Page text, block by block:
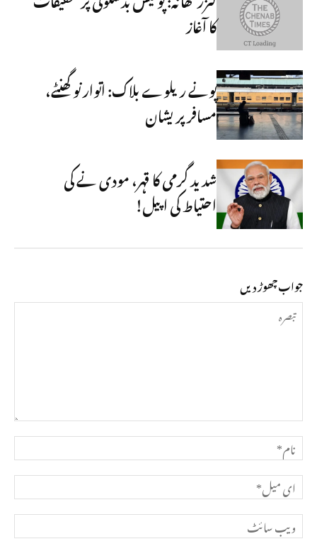
کا آغاز
پونے ریلوے بلاک: اتوار نو گھنٹے،
مسافر پریشان
شدید گرمی کا قہر، مودی نے کی
احتیاط کی اپیل!
جواب چھوڑ دیں
تبصرہ
نام*
ای
میل*
ویب
سائٹ